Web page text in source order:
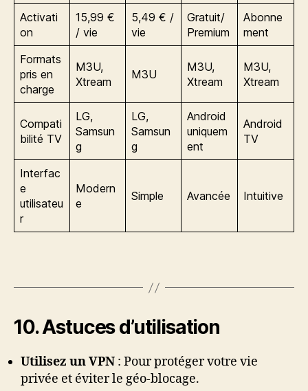
Activati
on
15,99 €
/ vie
5,49 € /
vie
Gratuit/
Premium
Abonne
ment
Formats
pris en
charge
M3U,
Xtream
M3U
M3U,
Xtream
M3U,
Xtream
Compati
bilité TV
LG,
Samsun
g
LG,
Samsun
g
Android
uniquem
ent
Android
TV
Interfac
e
utilisateu
r
Modern
e
Simple Avancée Intuitive
10. Astuces d’utilisation
Utilisez un VPN : Pour protéger votre vie
privée et éviter le géo-blocage.